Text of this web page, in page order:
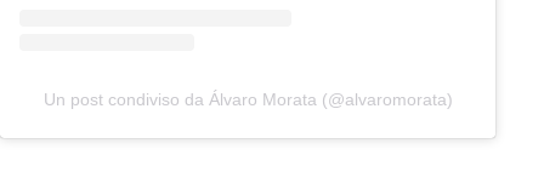
Un post condiviso da Álvaro Morata (@alvaromorata)